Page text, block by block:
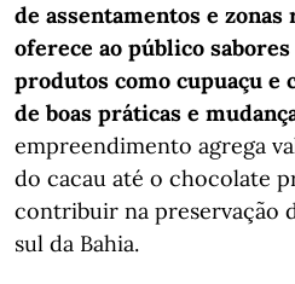
de assentamentos e
oferece ao público
produtos como cupuaçu e
de boas práticas e
empreendimento agrega
do cacau até o chocolate
contribuir na preservação
sul da Bahia.